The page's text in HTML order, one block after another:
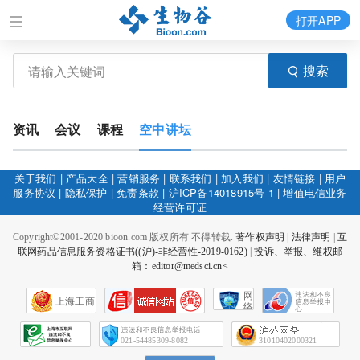
搜索
打开APP
资讯 会议 课程 空中讲坛
关于我们 | 产品大全|营销服务 | 联系我们 | 加入我们 | 友情链接 | 用户
服务协议 | 隐私保护 |免责条款 | 沪ICP备14018915号-1 |增值电信业务
经营许可证
Copyright©2001-2020 bioon.com 版权所有 不得转载.著作权声明 法律声明
互
联网药品信息服务资格证书((沪)-非经营性-2019-0162)|投诉、举报、维权邮
箱：editor@medsci.cn<
上海工商
网
络
会
征
021-54485309-8082 31010402000321